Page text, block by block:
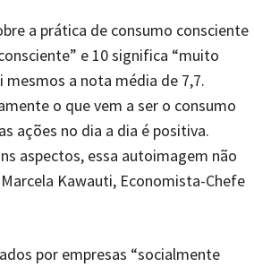
a prática de consumo consciente
e 10 significa “muito
a nota média de 7,7.
o que vem a ser o consumo
ações no dia a dia é positiva.
aspectos, essa autoimagem não
Kawauti, Economista-Chefe
por empresas “socialmente